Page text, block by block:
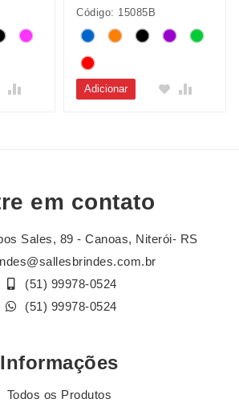
Código: 15085B
Adicionar
em contato
Sales, 89 - Canoas, Niterói- RS
(51) 99978-0524
(51) 99978-0524
Informações
Todos os Produtos